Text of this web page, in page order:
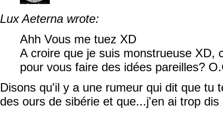
Lux Aeterna wrote:
Ahh Vous me tuez XD
A croire que je suis monstrueuse XD,
pour vous faire des idées pareilles?
Disons qu'il y a une rumeur qui dit que tu
des ours de sibérie et que...j'en ai trop dis